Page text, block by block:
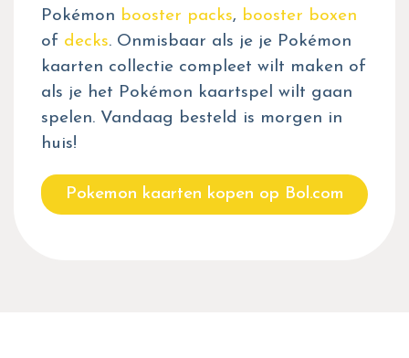
Pokémon booster packs, booster boxen
of decks. Onmisbaar als je je Pokémon
kaarten collectie compleet wilt maken of
als je het Pokémon kaartspel wilt gaan
spelen. Vandaag besteld is morgen in
huis!
Pokemon kaarten kopen op Bol.com